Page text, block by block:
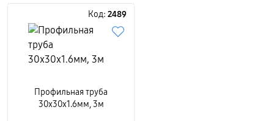
Код: 2489
Профильная труба
30x30x1.6мм, 3м